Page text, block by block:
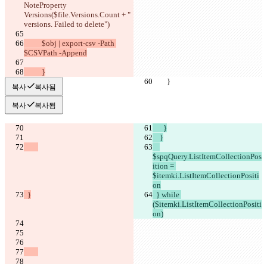
NoteProperty
Versions($file.Versions.Count + "
versions. Failed to delete")
$CSVPath -Append
          }
        }
복사 복사됨
복사 복사됨
      }
    }
$spqQuery.ListItemCollectionPos
ition =
$itemki.ListItemCollectionPositi
on
  }
($itemki.ListItemCollectionPositi
on)